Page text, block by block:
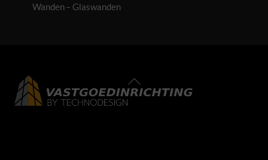
Wanden – Glaswanden
Back
To